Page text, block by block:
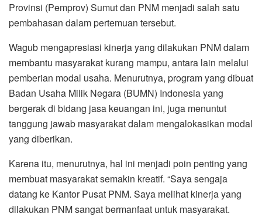
Provinsi (Pemprov) Sumut dan PNM menjadi salah satu
pembahasan dalam pertemuan tersebut.
Wagub mengapresiasi kinerja yang dilakukan PNM dalam
membantu masyarakat kurang mampu, antara lain melalui
pemberian modal usaha. Menurutnya, program yang dibuat
Badan Usaha Milik Negara (BUMN) Indonesia yang
bergerak di bidang jasa keuangan ini, juga menuntut
tanggung jawab masyarakat dalam mengalokasikan modal
yang diberikan.
Karena itu, menurutnya, hal ini menjadi poin penting yang
membuat masyarakat semakin kreatif. “Saya sengaja
datang ke Kantor Pusat PNM. Saya melihat kinerja yang
dilakukan PNM sangat bermanfaat untuk masyarakat.